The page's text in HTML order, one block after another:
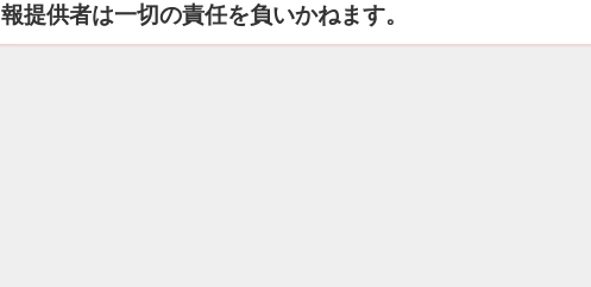
報提供者は一切の責任を負いかねます。